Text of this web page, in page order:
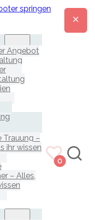
springen
Angebot
Trauung –
ihr wissen
– Alles,
0